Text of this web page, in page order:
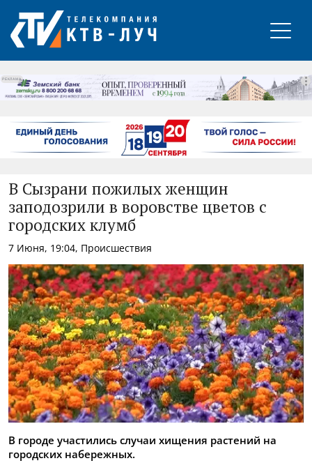
РЕКЛАМА
В Сызрани пожилых женщин
заподозрили в воровстве цветов с
городских клумб
7 Июня, 19:04, Происшествия
В городе участились случаи хищения растений на
городских набережных.